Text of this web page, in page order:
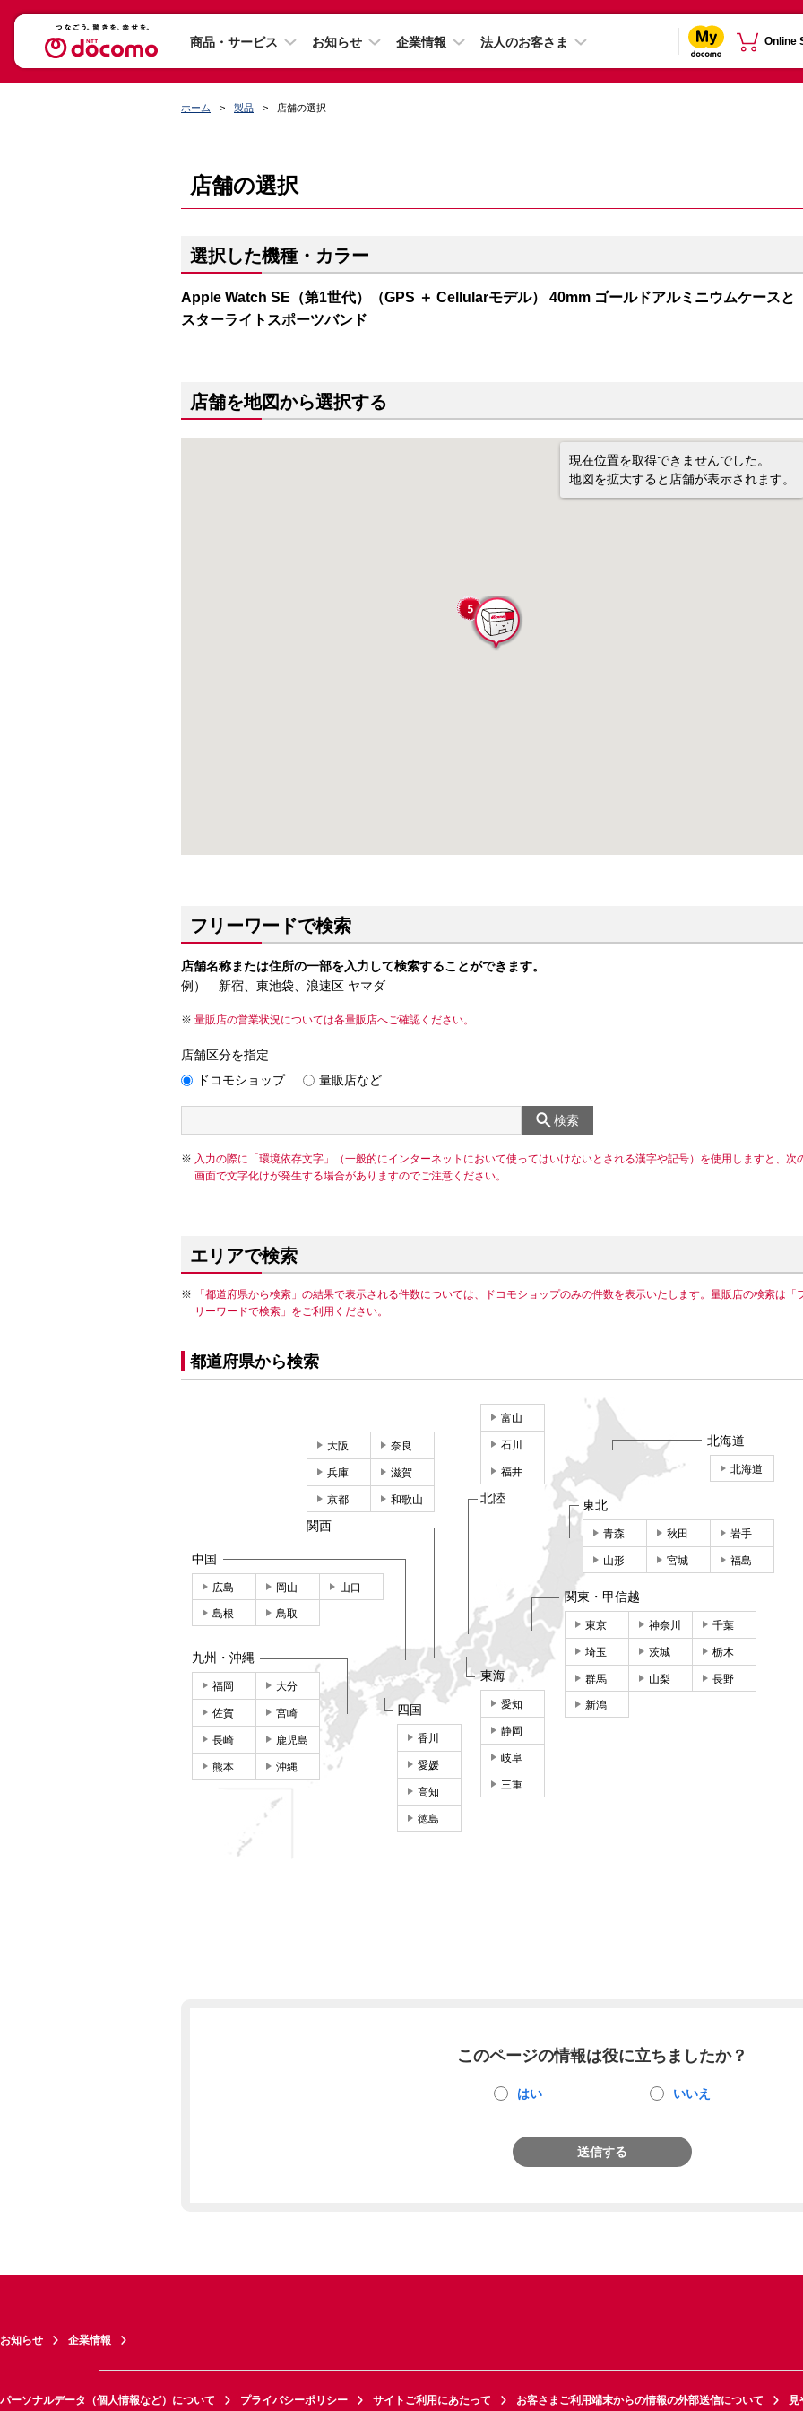
商品・サービス お知らせ 企業情報 法人のお客さま Online
ホーム 製品 店舗の選択
店舗の選択
選択した機種・カラー
Apple Watch SE（第1世代）（GPS ＋ Cellularモデル） 40mm ゴールドアルミニウムケースと
スターライトスポーツバンド
店舗を地図から選択する
現在位置を取得できませんでした。
地図を拡大すると店舗が表示されます。
フリーワードで検索
店舗名称または住所の一部を入力して検索することができます。
例） 新宿、東池袋、浪速区 ヤマダ
量販店の営業状況については各量販店へご確認ください。
店舗区分を指定
ドコモショップ
量販店など
検索
入力の際に「環境依存文字」（一般的にインターネットにおいて使ってはいけないとされる漢字や記号）を使用しますと、次
画面で文字化けが発生する場合がありますのでご注意ください。
エリアで検索
「都道府県から検索」の結果で表示される件数については、ドコモショップのみの件数を表示いたします。量販店の検索は「
リーワードで検索」をご利用ください。
都道府県から検索
北海道
北海道
東北
青森 秋田 岩手
山形 宮城 福島
関東・甲信越
東京 神奈川 千葉
埼玉 茨城 栃木
群馬 山梨 長野
新潟
東海
愛知
静岡
岐阜
三重
富山
石川
福井
北陸
大阪 奈良
兵庫 滋賀
京都 和歌山
関西
中国
広島 岡山 山口
島根 鳥取
四国
香川
愛媛
高知
徳島
九州・沖縄
福岡 大分
佐賀 宮崎
長崎 鹿児島
熊本 沖縄
このページの情報は役に立ちましたか？
はい いいえ
送信する
お知らせ 企業情報
パーソナルデータ（個人情報など）について プライバシーポリシー サイトご利用にあたって お客さまご利用端末からの情報の外部送信について 見